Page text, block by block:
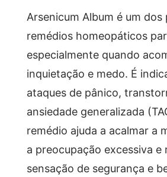
Arsenicum Album é um dos
remédios homeopáticos
especialmente quando
inquietação e medo. É
ataques de pânico,
ansiedade generalizada
remédio ajuda a acalmar a
a preocupação excessiva e
sensação de segurança e